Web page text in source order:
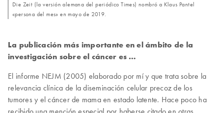
Die Zeit (la versión alemana del periódico Times) nombró a Klaus Pantel
«persona del mes» en mayo de 2019.
La publicación más importante en el ámbito de la
investigación sobre el cáncer es …
El informe NEJM (2005) elaborado por mí y que trata sobre la
relevancia clínica de la diseminación celular precoz de los
tumores y el cáncer de mama en estado latente. Hace poco ha
recibido una mención especial por haberse citado en otras